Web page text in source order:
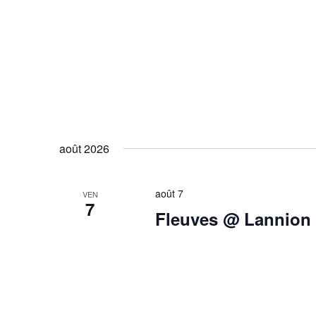
août 2026
VEN
7
août 7
Fleuves @ Lannion